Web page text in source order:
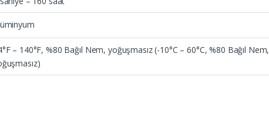
– 140°F, %80 Bağıl Nem, yoğuşmasız (-10°C – 60°C, %80 Bağıl Nem,